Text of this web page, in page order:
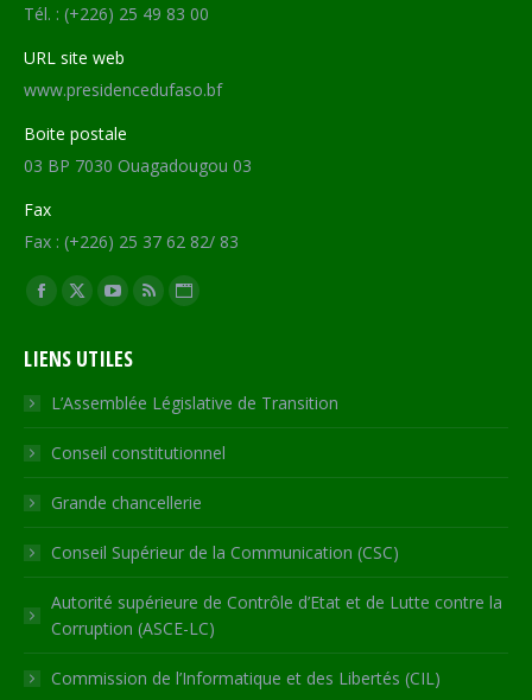
Tél. : (+226) 25 49 83 00
URL site web
www.presidencedufaso.bf
Boite postale
03 BP 7030 Ouagadougou 03
Fax
Fax : (+226) 25 37 62 82/ 83
Trouvez nous sur :
Facebook
opens
in
new
window
X
opens
in
new
window
YouTube
opens
in
new
window
RSS
in
new
window
Site
opens
in
new
LIENS UTILES
L’Assemblée Législative de Transition
Conseil constitutionnel
Grande chancellerie
Conseil Supérieur de la Communication (CSC)
Autorité supérieure de Contrôle d’Etat et de Lutte contre la
Corruption (ASCE-LC)
Commission de l’Informatique et des Libertés (CIL)